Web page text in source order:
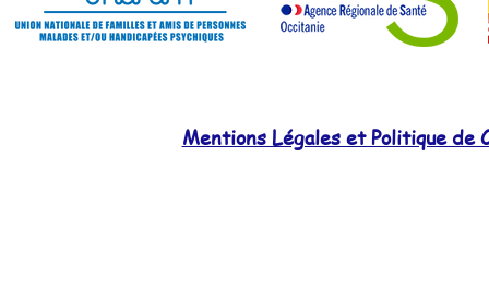
Mentions Légales et Politique de